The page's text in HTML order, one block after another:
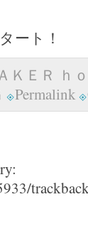
ト！
ＫＥＲ ｈ
Permalink